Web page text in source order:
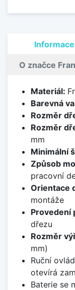
Informace
O značce
Materiál:
Barevná
Rozměr
Rozměr
mm
Minimální
Způsob
pracovní
Orientace
montáže
Provedení
dřezu
Rozměr
mm)
Ruční
otevírá
Baterie se